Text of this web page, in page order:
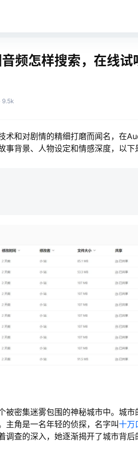
频怎样搜索，在线试
9.5k
术和对剧情的精细打磨而闻名，在
事背景、人物设定和情感深度，以下
被密集迷雾包围的神秘城市中。城市
主角是一名年轻的侦探，名字叫十万
调查的深入，她逐渐揭开了城市背